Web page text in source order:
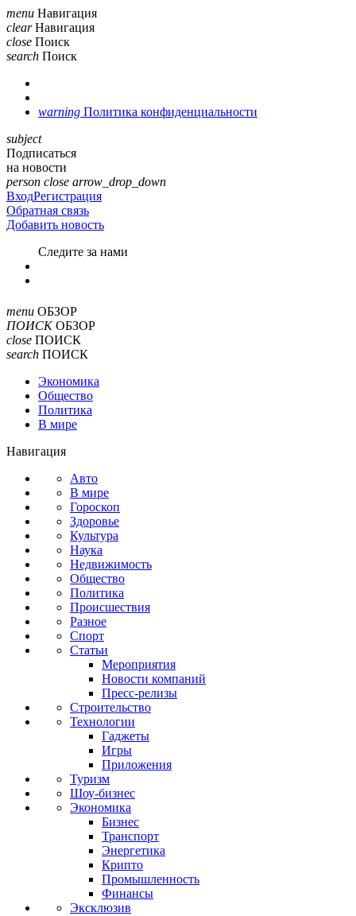
menu Навигация
clear Навигация
close Поиск
search Поиск
warning Политика конфиденциальности
subject
Подписаться
на новости
person close arrow_drop_down
ВходРегистрация
Обратная связь
Добавить новость
Cледите за нами
menu ОБЗОР
ПОИСК ОБЗОР
close ПОИСК
search ПОИСК
Экономика
Общество
Политика
В мире
Навигация
Авто
В мире
Гороскоп
Здоровье
Культура
Наука
Недвижимость
Общество
Политика
Происшествия
Разное
Спорт
Статьи
Мероприятия
Новости компаний
Пресс-релизы
Строительство
Технологии
Гаджеты
Игры
Приложения
Туризм
Шоу-бизнес
Экономика
Бизнес
Транспорт
Энергетика
Крипто
Промышленность
Финансы
Эксклюзив